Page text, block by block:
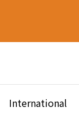
International